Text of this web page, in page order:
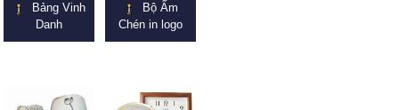
Bảng Vinh
Danh
Bộ Ấm
Chén in logo